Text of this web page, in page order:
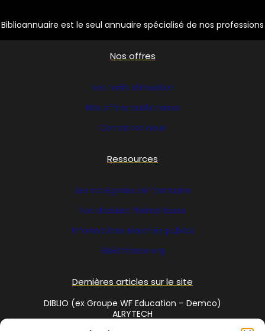
Biblioannuaire est le seul annuaire spécialisé de nos professions
Nos offres
Nos tarifs d’insertion
Nos offres publicitaires
Contactez nous
Ressources
Les catégories de l’annuaire
Nos dossiers thématiques
Informations Marchés publics
Bibliofrance.org
Dernières articles sur le site
DIBLIO (ex Groupe WF Education – Demco)
ALRYTECH